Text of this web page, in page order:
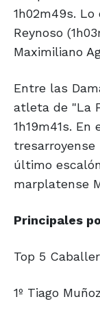
1h02m49s.
Reynoso
Maximiliano
Entre las
atleta de "La
1h19m41s.
tresarroyense
último
marplatense
Principales
Top 5
1º Tiago